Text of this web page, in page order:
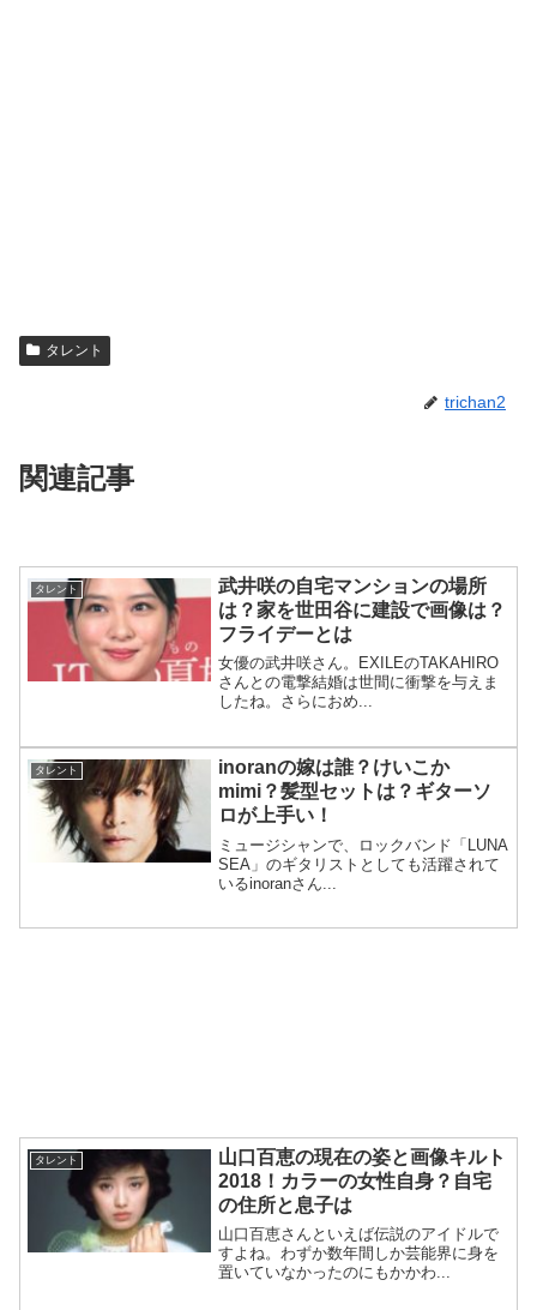
タレント
trichan2
関連記事
タレント
武井咲の自宅マンションの場所
は？家を世田谷に建設で画像は？
フライデーとは
女優の武井咲さん。EXILEのTAKAHIRO
さんとの電撃結婚は世間に衝撃を与えま
したね。さらにおめ...
タレント
inoranの嫁は誰？けいこか
mimi？髪型セットは？ギターソ
ロが上手い！
ミュージシャンで、ロックバンド「LUNA
SEA」のギタリストとしても活躍されて
いるinoranさん...
タレント
山口百恵の現在の姿と画像キルト
2018！カラーの女性自身？自宅
の住所と息子は
山口百恵さんといえば伝説のアイドルで
すよね。わずか数年間しか芸能界に身を
置いていなかったのにもかかわ...